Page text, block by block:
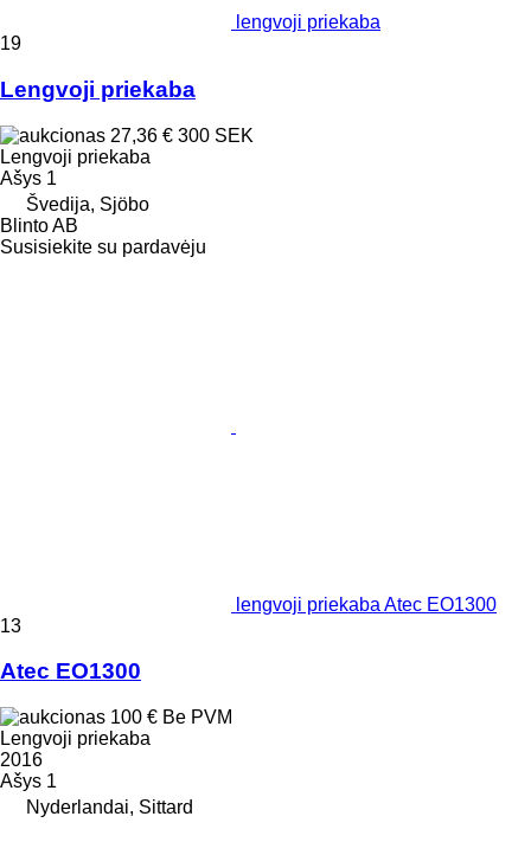
lengvoji priekaba
19
Lengvoji priekaba
27,36 € 300 SEK
Lengvoji priekaba
Ašys 1
Švedija, Sjöbo
Blinto AB
Susisiekite su pardavėju
lengvoji priekaba Atec EO1300
13
Atec EO1300
100 € Be PVM
Lengvoji priekaba
2016
Ašys 1
Nyderlandai, Sittard